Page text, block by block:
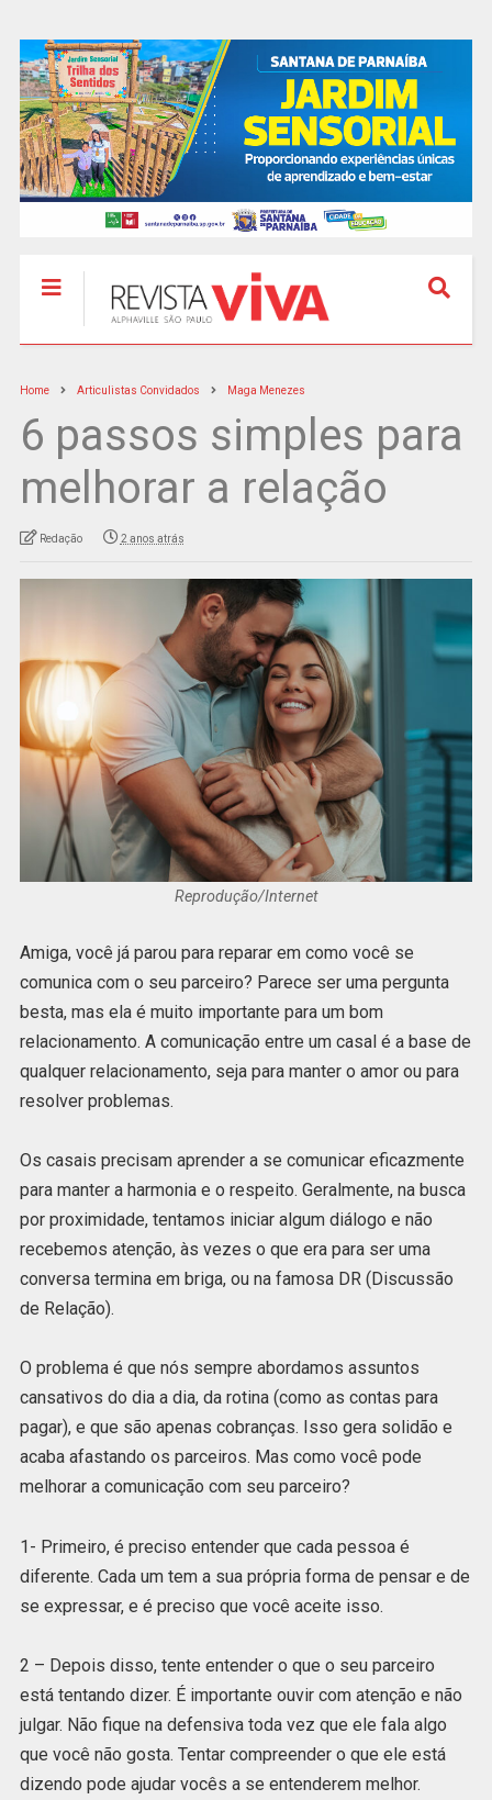
Home Articulistas Convidados Maga Menezes
6 passos simples para
melhorar a relação
Redação 2 anos atrás
Reprodução/Internet
Amiga, você já parou para reparar em como você se
comunica com o seu parceiro? Parece ser uma pergunta
besta, mas ela é muito importante para um bom
relacionamento. A comunicação entre um casal é a base de
qualquer relacionamento, seja para manter o amor ou para
resolver problemas.
Os casais precisam aprender a se comunicar eficazmente
para manter a harmonia e o respeito. Geralmente, na busca
por proximidade, tentamos iniciar algum diálogo e não
recebemos atenção, às vezes o que era para ser uma
conversa termina em briga, ou na famosa DR (Discussão
de Relação).
O problema é que nós sempre abordamos assuntos
cansativos do dia a dia, da rotina (como as contas para
pagar), e que são apenas cobranças. Isso gera solidão e
acaba afastando os parceiros. Mas como você pode
melhorar a comunicação com seu parceiro?
1- Primeiro, é preciso entender que cada pessoa é
diferente. Cada um tem a sua própria forma de pensar e de
se expressar, e é preciso que você aceite isso.
2 – Depois disso, tente entender o que o seu parceiro
está tentando dizer. É importante ouvir com atenção e não
julgar. Não fique na defensiva toda vez que ele fala algo
que você não gosta. Tentar compreender o que ele está
dizendo pode ajudar vocês a se entenderem melhor.